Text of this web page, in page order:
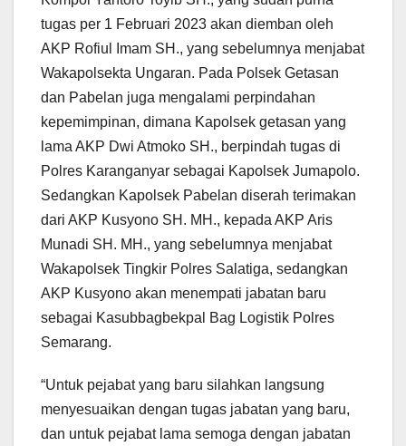
tugas per 1 Februari 2023 akan diemban oleh
AKP Rofiul Imam SH., yang sebelumnya menjabat
Wakapolsekta Ungaran. Pada Polsek Getasan
dan Pabelan juga mengalami perpindahan
kepemimpinan, dimana Kapolsek getasan yang
lama AKP Dwi Atmoko SH., berpindah tugas di
Polres Karanganyar sebagai Kapolsek Jumapolo.
Sedangkan Kapolsek Pabelan diserah terimakan
dari AKP Kusyono SH. MH., kepada AKP Aris
Munadi SH. MH., yang sebelumnya menjabat
Wakapolsek Tingkir Polres Salatiga, sedangkan
AKP Kusyono akan menempati jabatan baru
sebagai Kasubbagbekpal Bag Logistik Polres
Semarang.
“Untuk pejabat yang baru silahkan langsung
menyesuaikan dengan tugas jabatan yang baru,
dan untuk pejabat lama semoga dengan jabatan